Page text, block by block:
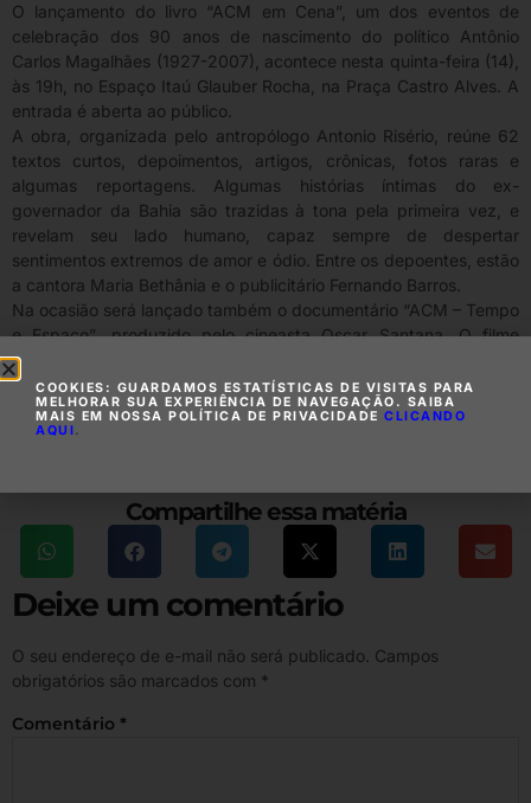
O lançamento do livro “ACM em Cena”, um dos eventos de
celebração dos 90 anos de nascimento do político Antônio
Carlos Magalhães (1927-2007), acontece nesta quinta-feira (14),
às 19h, no Espaço Itaú Glauber Rocha, na Praça Castro Alves. A
entrada é aberta ao público.
A obra, organizada pelo antropólogo Antonio Risério, reúne 62
textos curtos, depoimentos, artigos, crônicas, fotos raras e
algumas reportagens. Algumas histórias íntimas do ex-
governador da Bahia são trazidas à tona pela primeira vez, e
revelam seu lado humano, capaz sempre de despertar
sentimentos extremos de amor e ódio. Entre os depoentes, estão
a cantora Maria Bethânia e o publicitário Fernando Barros.
Na ocasião será lançado também o documentário “ACM – Tempo
e Espaço”, produzido pelo cineasta Oscar Santana. O filme
chegou a ser assistido e aprovado pelo próprio ACM, pouco mais
de um mês antes de morrer, no dia 20 de julho de 2007, vítima
de uma insuficiência cardíaca.
Compartilhe essa matéria
Deixe um comentário
O seu endereço de e-mail não será publicado. Campos
obrigatórios são marcados com *
Comentário *
COOKIES: GUARDAMOS ESTATÍSTICAS DE VISITAS PARA
MELHORAR SUA EXPERIÊNCIA DE NAVEGAÇÃO. SAIBA
MAIS EM NOSSA POLÍTICA DE PRIVACIDADE CLICANDO
AQUI.